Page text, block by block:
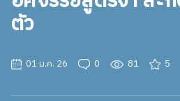
ตัว
01 ม.ค. 26 0 81 5